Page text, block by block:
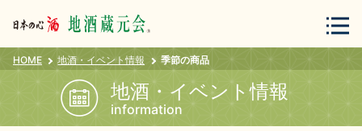
会員登録 ログイン
HOME 地酒・イベント情報 季節の商品
地酒・イベント情報
information